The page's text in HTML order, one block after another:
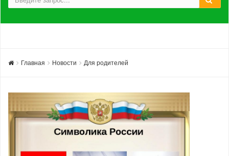
Главная Новости Для родителей